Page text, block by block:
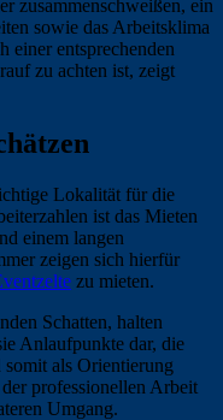
zusammenschweißen, ein
sowie das Arbeitsklima
einer entsprechenden
zu achten ist, zeigt
Lokalität für die
ist das Mieten
einem langen
zeigen sich hierfür
zu mieten.
Schatten, halten
Anlaufpunkte dar, die
als Orientierung
professionellen Arbeit
Umgang.